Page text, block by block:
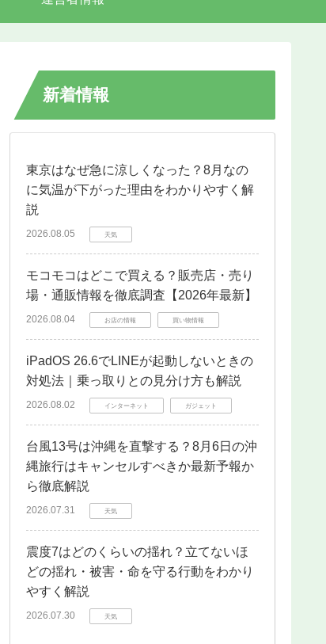
新着情報
東京はなぜ急に涼しくなった？8月なの
に気温が下がった理由をわかりやすく解
説
2026.08.05 天気
モコモコはどこで買える？販売店・売り
場・通販情報を徹底調査【2026年最新】
2026.08.04 お店の情報 買い物情報
iPadOS 26.6でLINEが起動しないときの
対処法｜乗っ取りとの見分け方も解説
2026.08.02 インターネット ガジェット
台風13号は沖縄を直撃する？8月6日の沖
縄旅行はキャンセルすべきか最新予報か
ら徹底解説
2026.07.31 天気
震度7はどのくらいの揺れ？立てないほ
どの揺れ・被害・命を守る行動をわかり
やすく解説
2026.07.30 天気